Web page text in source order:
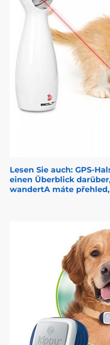
Lesen Sie auch: GPS-
einen Überblick
wandertA máte